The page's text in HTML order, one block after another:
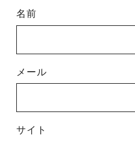
名前
メール
サイト